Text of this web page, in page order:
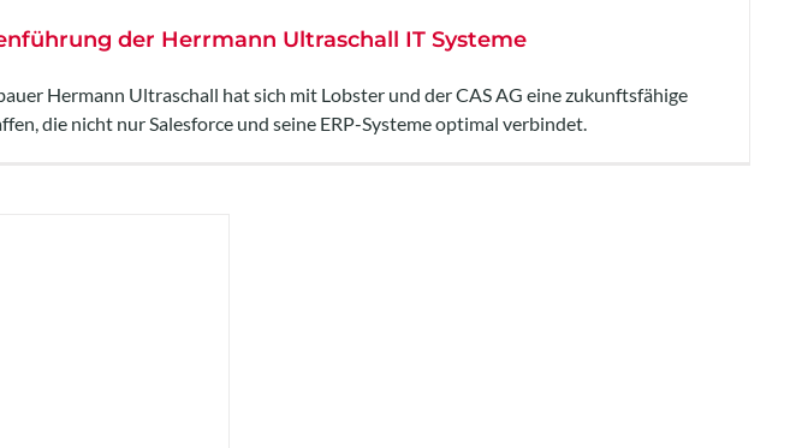
der Herrmann Ultraschall IT Systeme
Hermann Ultraschall hat sich mit Lobster und der CAS AG eine zukunftsfähige
die nicht nur Salesforce und seine ERP-Systeme optimal verbindet.